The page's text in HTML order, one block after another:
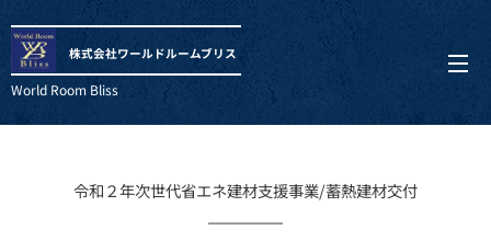
株式会社ワールドルームブリス
World Room Bliss
令和２年次世代省エネ建材支援事業/蓄熱建材交付